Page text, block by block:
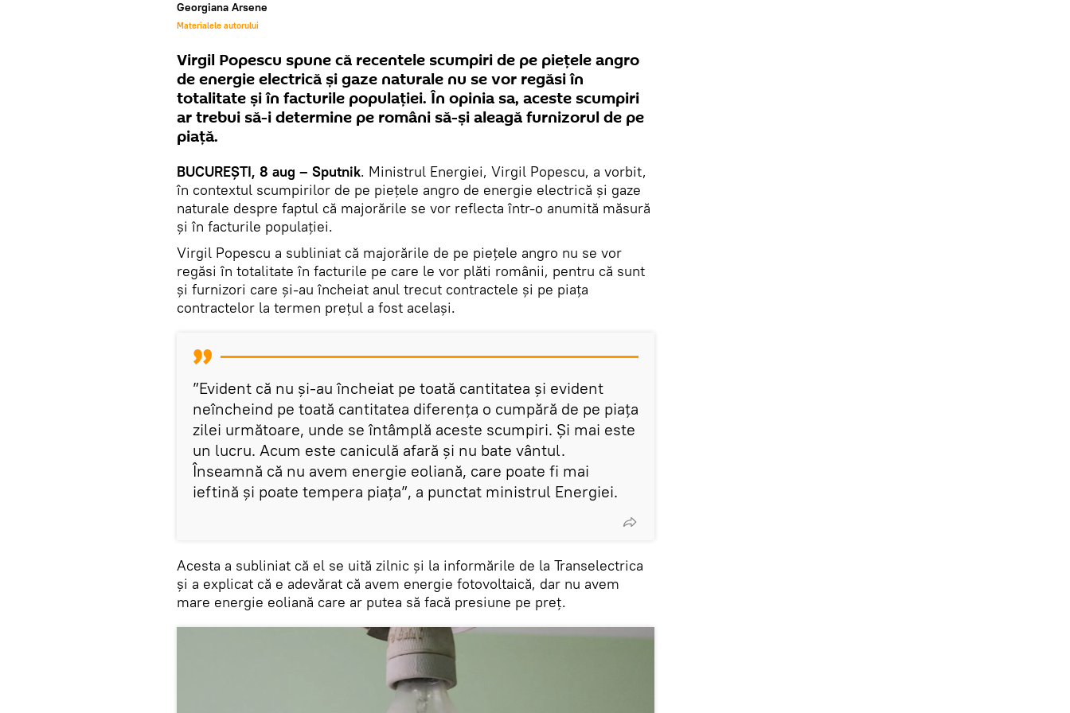
Georgiana Arsene
Materialele autorului
Virgil Popescu spune că recentele scumpiri de pe piețele angro
de energie electrică și gaze naturale nu se vor regăsi în
totalitate și în facturile populației. În opinia sa, aceste scumpiri
ar trebui să-i determine pe români să-și aleagă furnizorul de pe
piață.
BUCUREȘTI, 8 aug – Sputnik. Ministrul Energiei, Virgil Popescu, a vorbit,
în contextul scumpirilor de pe piețele angro de energie electrică și gaze
naturale despre faptul că majorările se vor reflecta într-o anumită măsură
și în facturile populației.
Virgil Popescu a subliniat că majorările de pe piețele angro nu se vor
regăsi în totalitate în facturile pe care le vor plăti românii, pentru că sunt
şi furnizori care şi-au încheiat anul trecut contractele şi pe piaţa
contractelor la termen preţul a fost acelaşi.
”Evident că nu şi-au încheiat pe toată cantitatea şi evident
neîncheind pe toată cantitatea diferenţa o cumpără de pe piaţa
zilei următoare, unde se întâmplă aceste scumpiri. Şi mai este
un lucru. Acum este caniculă afară şi nu bate vântul.
Înseamnă că nu avem energie eoliană, care poate fi mai
ieftină şi poate tempera piaţa”, a punctat ministrul Energiei.
Acesta a subliniat că el se uită zilnic și la informările de la Transelectrica
și a explicat că e adevărat că avem energie fotovoltaică, dar nu avem
mare energie eoliană care ar putea să facă presiune pe preţ.